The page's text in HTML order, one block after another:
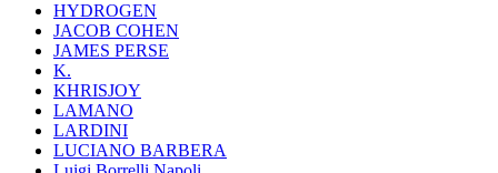
HYDROGEN
JACOB COHEN
JAMES PERSE
K.
KHRISJOY
LAMANO
LARDINI
LUCIANO BARBERA